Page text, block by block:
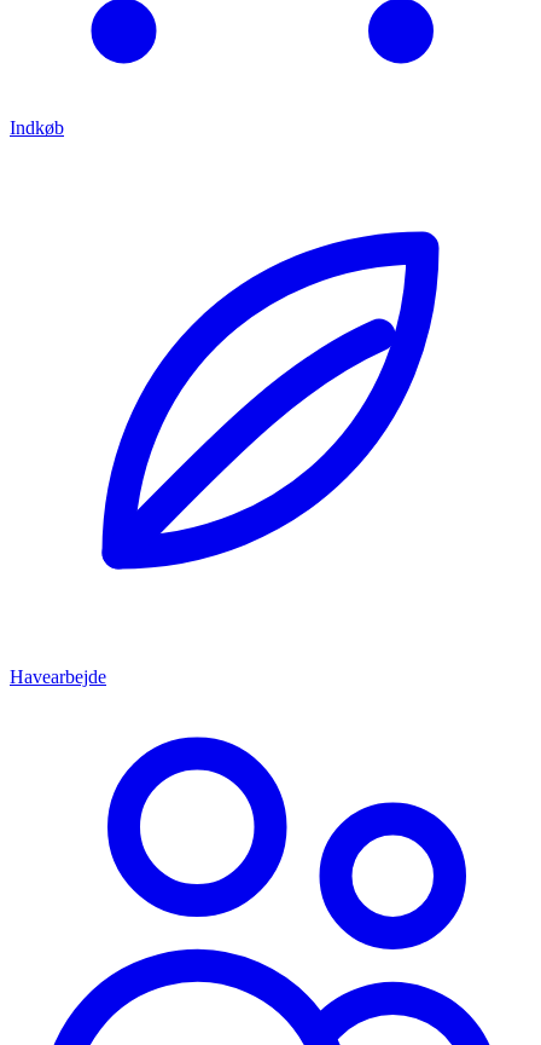
Indkøb
Havearbejde